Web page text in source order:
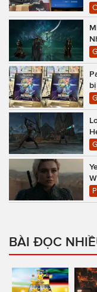
BÀI ĐỌC